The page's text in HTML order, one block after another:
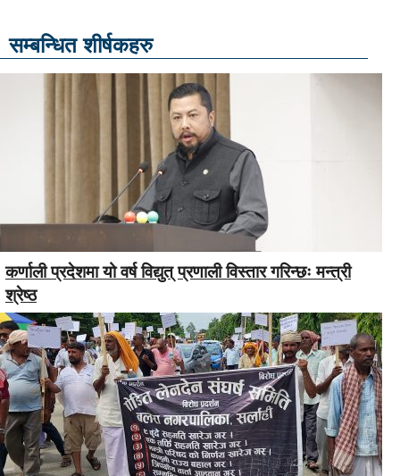
सम्बन्धित शीर्षकहरु
कर्णाली प्रदेशमा यो वर्ष विद्युत् प्रणाली विस्तार गरिन्छः मन्त्री
श्रेष्ठ